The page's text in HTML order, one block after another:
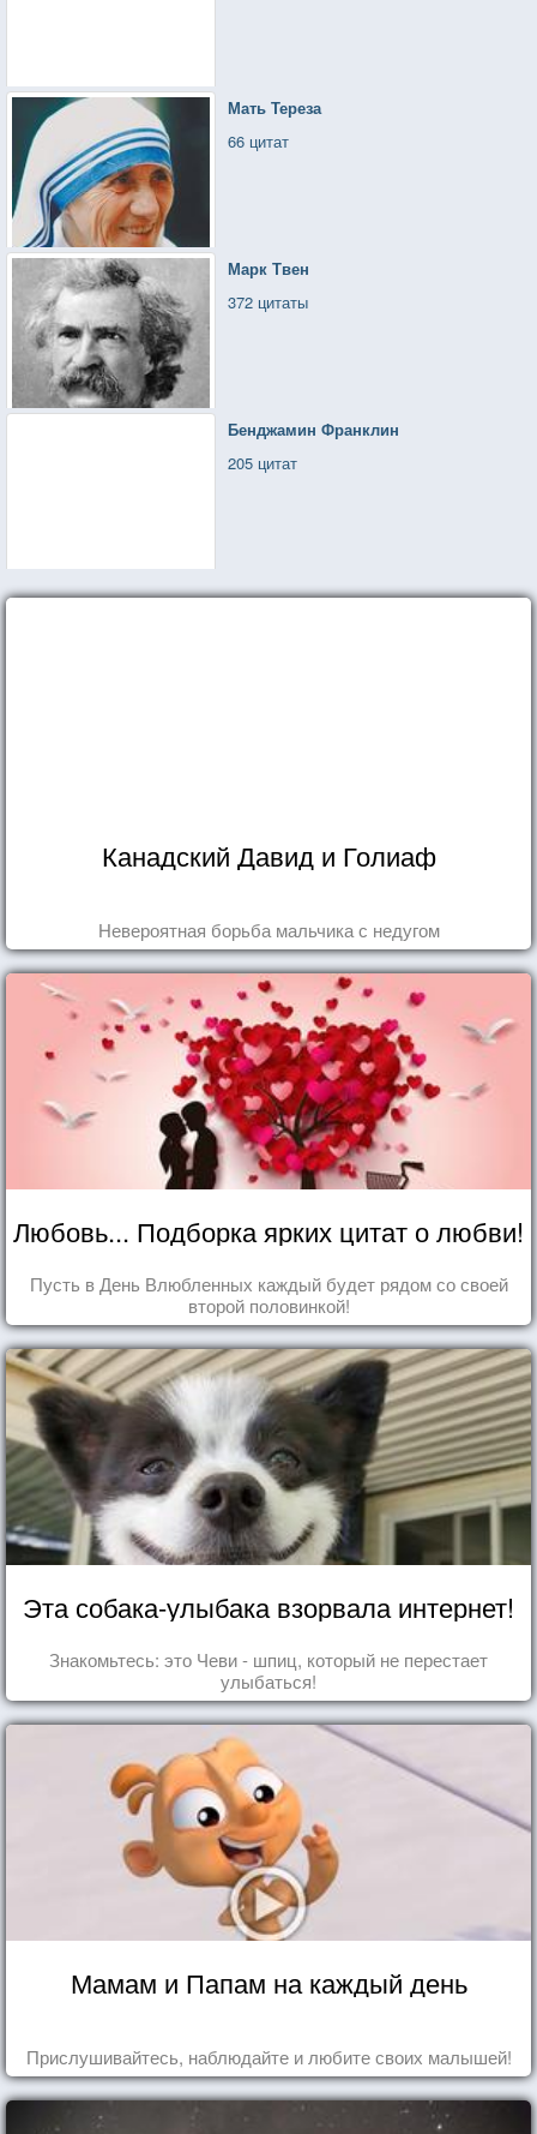
Мать Тереза
66 цитат
Марк Твен
372 цитаты
Бенджамин Франклин
205 цитат
Канадский Давид и Голиаф
Невероятная борьба мальчика с недугом
Любовь... Подборка ярких цитат о любви!
Пусть в День Влюбленных каждый будет рядом со своей
второй половинкой!
Эта собака-улыбака взорвала интернет!
Знакомьтесь: это Чеви - шпиц, который не перестает
улыбаться!
Мамам и Папам на каждый день
Прислушивайтесь, наблюдайте и любите своих малышей!